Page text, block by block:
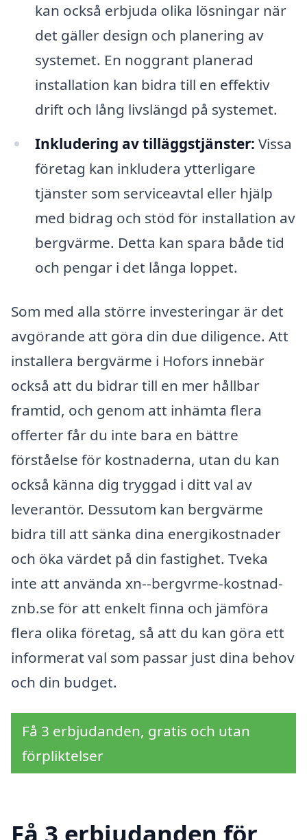
kan också erbjuda olika lösningar när
det gäller design och planering av
systemet. En noggrant planerad
installation kan bidra till en effektiv
drift och lång livslängd på systemet.
Inkludering av tilläggstjänster: Vissa
företag kan inkludera ytterligare
tjänster som serviceavtal eller hjälp
med bidrag och stöd för installation av
bergvärme. Detta kan spara både tid
och pengar i det långa loppet.
Som med alla större investeringar är det
avgörande att göra din due diligence. Att
installera bergvärme i Hofors innebär
också att du bidrar till en mer hållbar
framtid, och genom att inhämta flera
offerter får du inte bara en bättre
förståelse för kostnaderna, utan du kan
också känna dig tryggad i ditt val av
leverantör. Dessutom kan bergvärme
bidra till att sänka dina energikostnader
och öka värdet på din fastighet. Tveka
inte att använda xn--bergvrme-kostnad-
znb.se för att enkelt finna och jämföra
flera olika företag, så att du kan göra ett
informerat val som passar just dina behov
och din budget.
Få 3 erbjudanden, gratis och utan
förpliktelser